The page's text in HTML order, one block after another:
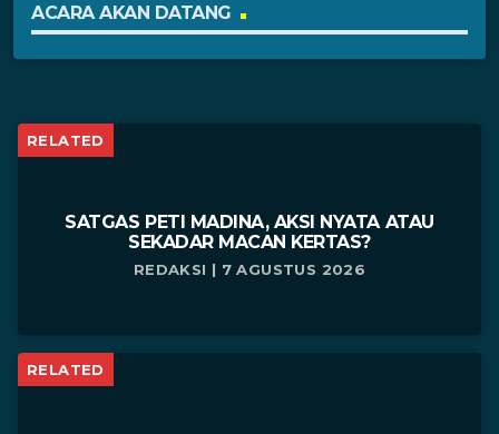
ACARA AKAN DATANG
RELATED
SATGAS PETI MADINA, AKSI NYATA ATAU
SEKADAR MACAN KERTAS?
REDAKSI | 7 AGUSTUS 2026
RELATED